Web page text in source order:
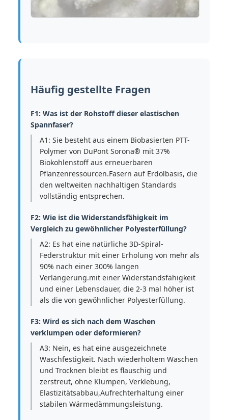
Häufig gestellte Fragen
F1: Was ist der Rohstoff dieser elastischen
Spannfaser?
A1: Sie besteht aus einem Biobasierten PTT-
Polymer von DuPont Sorona® mit 37%
Biokohlenstoff aus erneuerbaren
Pflanzenressourcen.Fasern auf Erdölbasis, die
den weltweiten nachhaltigen Standards
vollständig entsprechen.
F2: Wie ist die Widerstandsfähigkeit im
Vergleich zu gewöhnlicher Polyesterfüllung?
A2: Es hat eine natürliche 3D-Spiral-
Federstruktur mit einer Erholung von mehr als
90% nach einer 300% langen
Verlängerung.mit einer Widerstandsfähigkeit
und einer Lebensdauer, die 2-3 mal höher ist
als die von gewöhnlicher Polyesterfüllung.
F3: Wird es sich nach dem Waschen
verklumpen oder deformieren?
A3: Nein, es hat eine ausgezeichnete
Waschfestigkeit. Nach wiederholtem Waschen
und Trocknen bleibt es flauschig und
zerstreut, ohne Klumpen, Verklebung,
Elastizitätsabbau,Aufrechterhaltung einer
stabilen Wärmedämmungsleistung.